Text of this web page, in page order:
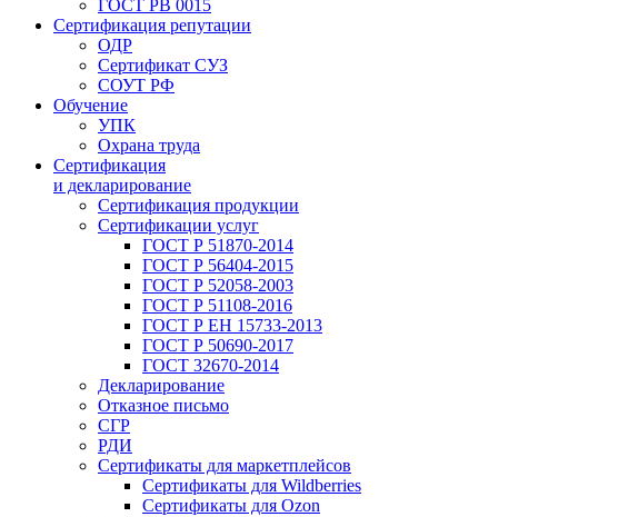
ГОСТ РВ 0015
Сертификация репутации
ОДР
Сертификат СУЗ
СОУТ РФ
Обучение
УПК
Охрана труда
Сертификация
и декларирование
Сертификация продукции
Сертификации услуг
ГОСТ Р 51870-2014
ГОСТ Р 56404-2015
ГОСТ Р 52058-2003
ГОСТ Р 51108-2016
ГОСТ Р ЕН 15733-2013
ГОСТ Р 50690-2017
ГОСТ 32670-2014
Декларирование
Отказное письмо
СГР
РДИ
Сертификаты для маркетплейсов
Сертификаты для Wildberries
Сертификаты для Ozon